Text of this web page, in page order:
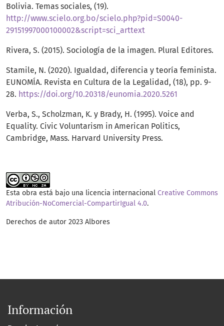
Bolivia. Temas sociales, (19).
http://www.scielo.org.bo/scielo.php?pid=S0040-
29151997000100002&script=sci_arttext
Rivera, S. (2015). Sociología de la imagen. Plural Editores.
Stamile, N. (2020). Igualdad, diferencia y teoría feminista.
EUNOMÍA. Revista en Cultura de la Legalidad, (18), pp. 9-
28. https://doi.org/10.20318/eunomia.2020.5261
Verba, S., Scholzman, K. y Brady, H. (1995). Voice and
Equality. Civic Voluntarism in American Politics,
Cambridge, Mass. Harvard University Press.
Esta obra está bajo una licencia internacional Creative Commons
Atribución-NoComercial-CompartirIgual 4.0.
Derechos de autor 2023 Albores
Información